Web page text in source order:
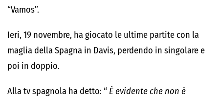
“Vamos”.
Ieri, 19 novembre, ha giocato le ultime partite con la
maglia della Spagna in Davis, perdendo in singolare e
poi in doppio.
Alla tv spagnola ha detto: “ È evidente che non è